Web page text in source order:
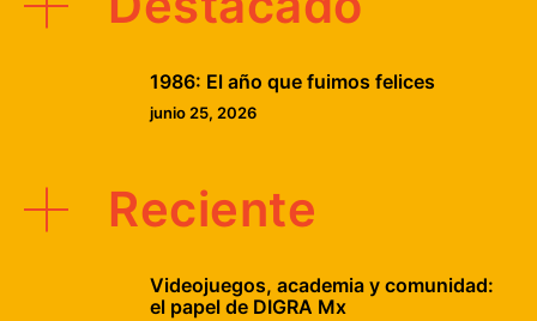
1986: El año que fuimos felices
junio 25, 2026
Reciente
Videojuegos, academia y comunidad:
el papel de DIGRA Mx